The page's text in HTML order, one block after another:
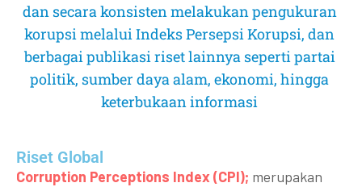
dan secara konsisten melakukan pengukuran
korupsi melalui Indeks Persepsi Korupsi, dan
berbagai publikasi riset lainnya seperti partai
politik, sumber daya alam, ekonomi, hingga
keterbukaan informasi
Riset Global​
Corruption Perceptions Index (CPI); merupakan